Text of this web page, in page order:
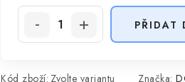
PŘIDAT
Kód zboží: Zvolte variantu Značka: